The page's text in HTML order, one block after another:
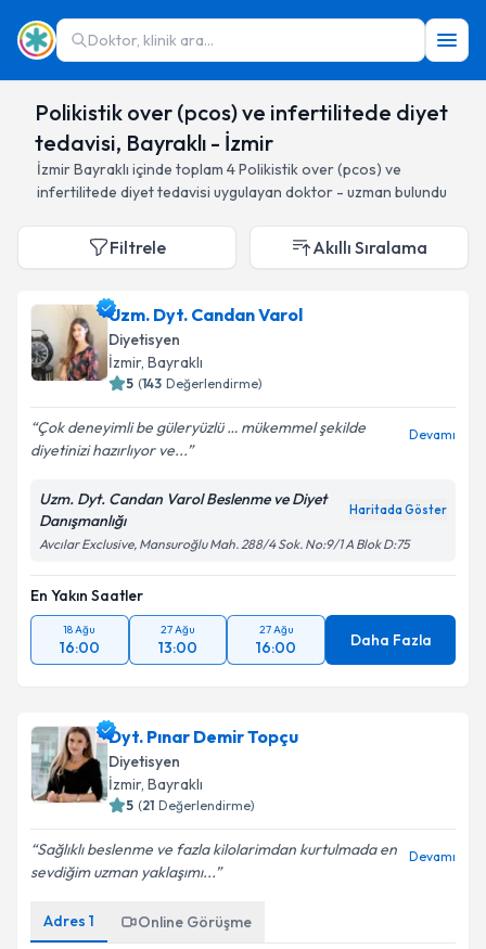
Doktor, klinik ara...
Polikistik over (pcos) ve infertilitede diyet
tedavisi, Bayraklı - İzmir
İzmirBayraklı içinde toplam 4Polikistik over (pcos) ve
infertilitede diyet tedavisi uygulayan doktor - uzman bulundu
Filtrele Akıllı Sıralama
Uzm. Dyt. Candan Varol
Diyetisyen
İzmir, Bayraklı
5 (143 Değerlendirme)
Çok deneyimli be güleryüzlü … mükemmel şekilde
diyetinizi hazırlıyor ve...
Devamı
Uzm. Dyt. Candan Varol Beslenme ve Diyet
Danışmanlığı
Haritada Göster
Avcılar Exclusive, Mansuroğlu Mah. 288/4 Sok. No:9/1 A Blok D:75
En Yakın Saatler
18 Ağu
16:00
27 Ağu
13:00
27 Ağu
16:00 Daha Fazla
Dyt. Pınar Demir Topçu
Diyetisyen
İzmir, Bayraklı
5 (21 Değerlendirme)
Sağlıklı beslenme ve fazla kilolarimdan kurtulmada en
sevdiğim uzman yaklaşımı...
Devamı
Adres 1 Online Görüşme